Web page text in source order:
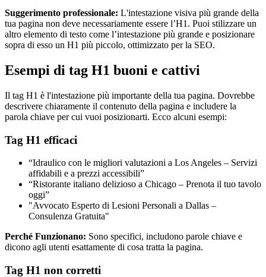
Suggerimento professionale: L'intestazione visiva più grande della
tua pagina non deve necessariamente essere l’H1. Puoi stilizzare un
altro elemento di testo come l’intestazione più grande e posizionare
sopra di esso un H1 più piccolo, ottimizzato per la SEO.
Esempi di tag H1 buoni e cattivi
Il tag H1 è l'intestazione più importante della tua pagina. Dovrebbe
descrivere chiaramente il contenuto della pagina e includere la
parola chiave per cui vuoi posizionarti. Ecco alcuni esempi:
Tag H1 efficaci
“Idraulico con le migliori valutazioni a Los Angeles – Servizi
affidabili e a prezzi accessibili”
“Ristorante italiano delizioso a Chicago – Prenota il tuo tavolo
oggi”
"Avvocato Esperto di Lesioni Personali a Dallas –
Consulenza Gratuita"
Perché Funzionano: Sono specifici, includono parole chiave e
dicono agli utenti esattamente di cosa tratta la pagina.
Tag H1 non corretti